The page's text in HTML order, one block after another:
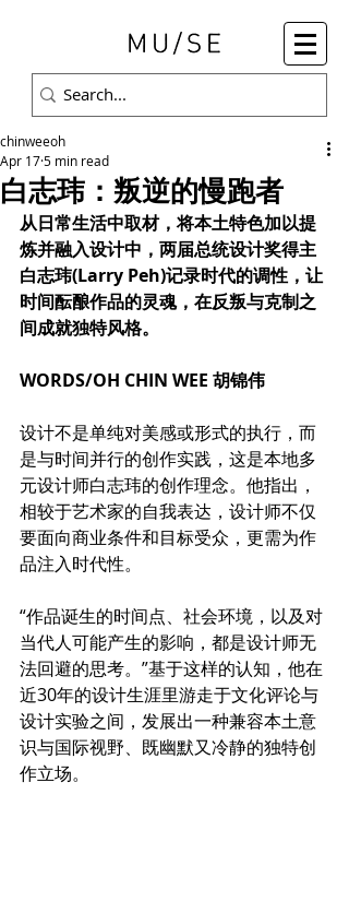
白志玮：叛逆的慢跑者
chinweeoh
Apr 175 min read
从日常生活中取材，将本土特色加以提
炼并融入设计中，两届总统设计奖得主
白志玮(Larry Peh)记录时代的调性，让
时间酝酿作品的灵魂，在反叛与克制之
间成就独特风格。
WORDS/OH CHIN WEE 胡锦伟
设计不是单纯对美感或形式的执行，而
是与时间并行的创作实践，这是本地多
元设计师白志玮的创作理念。他指出，
相较于艺术家的自我表达，设计师不仅
要面向商业条件和目标受众，更需为作
品注入时代性。
“作品诞生的时间点、社会环境，以及对
当代人可能产生的影响，都是设计师无
法回避的思考。”基于这样的认知，他在
近30年的设计生涯里游走于文化评论与
设计实验之间，发展出一种兼容本土意
识与国际视野、既幽默又冷静的独特创
作立场。